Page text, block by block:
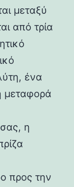
μεταξύ
από τρία
ένα
μεταφορά
η
προς την